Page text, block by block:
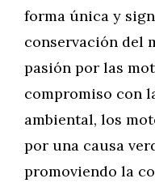
forma única y
conservación del
pasión por las
compromiso con
ambiental, los
por una causa
promoviendo la